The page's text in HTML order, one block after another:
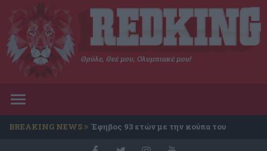
Θρύλε, Θεέ μου, Ολυμπιακέ μου!
Toggle
BREAKING NEWS Έφηβος 93 ετών με την κούπα του